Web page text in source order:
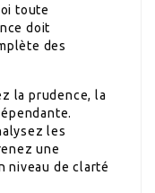
toute
doit
des
la prudence, la
les
une
niveau de clarté